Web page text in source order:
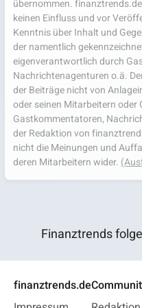
übernommen.
keinen Einfluss und vor
Kenntnis über Inhalt und
der namentlich
eigenverantwortlich durch
Nachrichtenagenturen o.ä.
der Beiträge nicht von
oder seinen Mitarbeitern oder
Gastkommentatoren,
der Redaktion von
nicht die Meinungen und
deren Mitarbeitern wider.
Finanztrends
finanztrends.de